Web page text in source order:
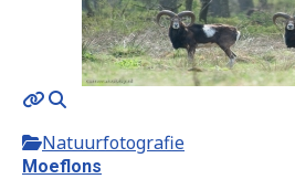
Natuurfotografie
Moeflons